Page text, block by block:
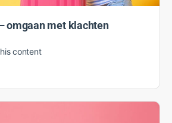
omgaan met klachten
content